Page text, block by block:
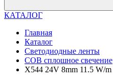
КАТАЛОГ
Главная
Каталог
Светодиодные ленты
COB сплошное свечение
X544 24V 8mm 11.5 W/m